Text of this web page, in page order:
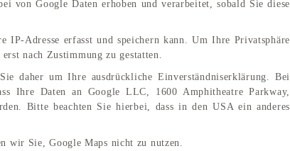
von Google Daten erhoben und verarbeitet, sobald Sie diese
IP-Adresse erfasst und speichern kann. Um Ihre Privatsphäre
nach Zustimmung zu gestatten.
daher um Ihre ausdrückliche Einverständniserklärung. Bei
Ihre Daten an Google LLC, 1600 Amphitheatre Parkway,
Bitte beachten Sie hierbei, dass in den USA ein anderes
wir Sie, Google Maps nicht zu nutzen.